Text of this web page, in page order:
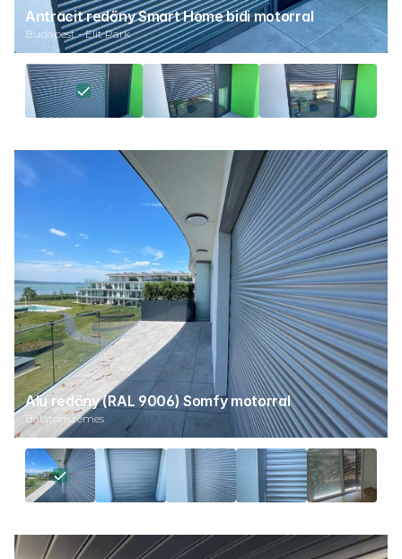
Antracit redőny Smart Home bidi motorral
Budapest - Elit Park
Alu redőny (RAL 9006) Somfy motorral
Balatonszemes